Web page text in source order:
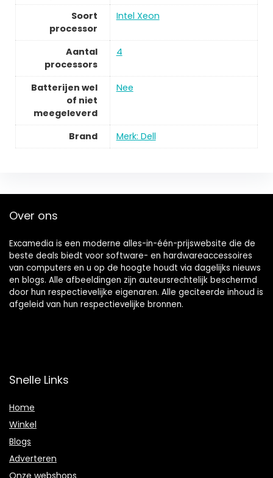
Soort
processor
Intel Xeon
Aantal
processors
4
Batterijen wel
of niet
meegeleverd
Nee
Brand Merk: Dell
Over ons
Excamedia is een moderne alles-in-één-prijswebsite die de
beste deals biedt voor software- en hardwareaccessoires
van computers en u op de hoogte houdt via dagelijks nieuws
en blogs. Alle afbeeldingen zijn auteursrechtelijk beschermd
door hun respectievelijke eigenaren. Alle geciteerde inhoud is
afgeleid van hun respectievelijke bronnen.
Snelle Links
Home
Winkel
Blogs
Adverteren
Onze webshops